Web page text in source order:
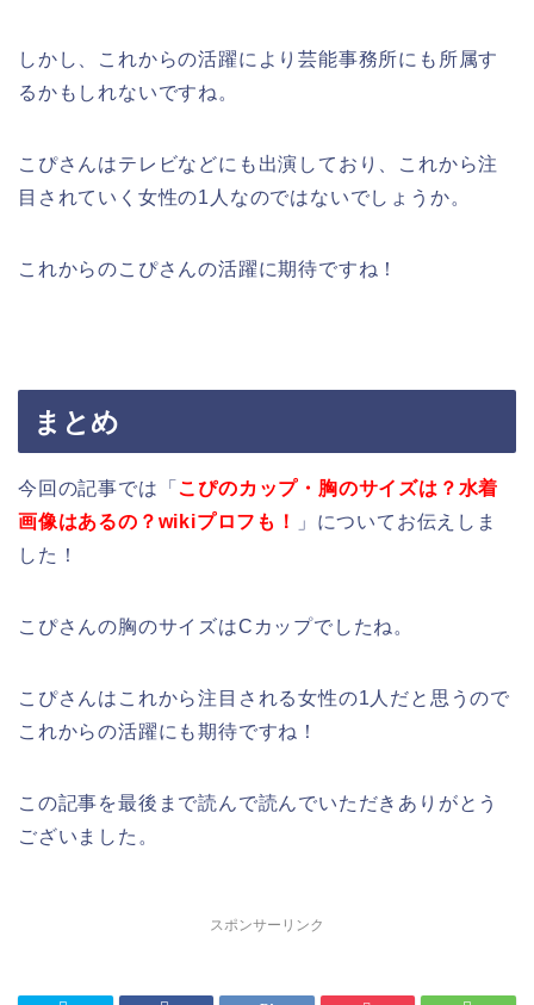
しかし、これからの活躍により芸能事務所にも所属す
るかもしれないですね。
こぴさんはテレビなどにも出演しており、これから注
目されていく女性の1人なのではないでしょうか。
これからのこぴさんの活躍に期待ですね！
まとめ
今回の記事では「 こぴのカップ・胸のサイズは？水着
画像はあるの？wikiプロフも！
」についてお伝えしま
した！
こぴさんの胸のサイズはCカップでしたね。
こぴさんはこれから注目される女性の1人だと思うので
これからの活躍にも期待ですね！
この記事を最後まで読んで読んでいただきありがとう
ございました。
スポンサーリンク